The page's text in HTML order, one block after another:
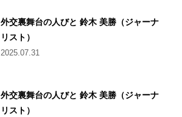
外交裏舞台の人びと 鈴木 美勝（ジャーナ
リスト）
2025.07.31
外交裏舞台の人びと 鈴木 美勝（ジャーナ
リスト）